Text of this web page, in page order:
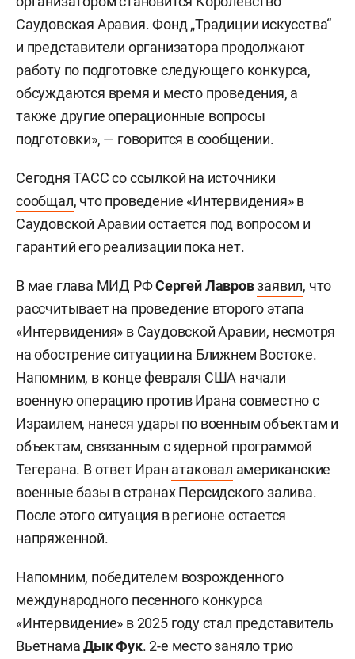
Саудовская Аравия. Фонд „Традиции искусства“
и представители организатора продолжают
работу по подготовке следующего конкурса,
обсуждаются время и место проведения, а
также другие операционные вопросы
подготовки», — говорится в сообщении.
Сегодня ТАСС со ссылкой на источники
сообщал, что проведение «Интервидения» в
Саудовской Аравии остается под вопросом и
гарантий его реализации пока нет.
В мае глава МИД РФСергей Лавровзаявил, что
рассчитывает на проведение второго этапа
«Интервидения» в Саудовской Аравии, несмотря
на обострение ситуации на Ближнем Востоке.
Напомним, в конце февраля США начали
военную операцию против Ирана совместно с
Израилем, нанеся удары по военным объектам и
объектам, связанным с ядерной программой
Тегерана. В ответ Иран атаковал американские
военные базы в странах Персидского залива.
После этого ситуация в регионе остается
напряженной.
Напомним, победителем возрожденного
международного песенного конкурса
«Интервидение» в 2025 годустал представитель
ВьетнамаДык Фук. 2-е место заняло трио